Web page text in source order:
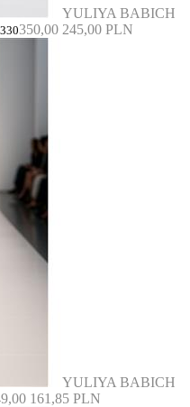
YULIYA BABICH
350,00 245,00 PLN
YULIYA BABICH
161,85 PLN